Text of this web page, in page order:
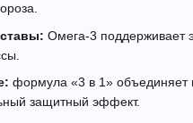
Омега-3 поддерживает
формула «3 в 1» объединяет
защитный эффект.